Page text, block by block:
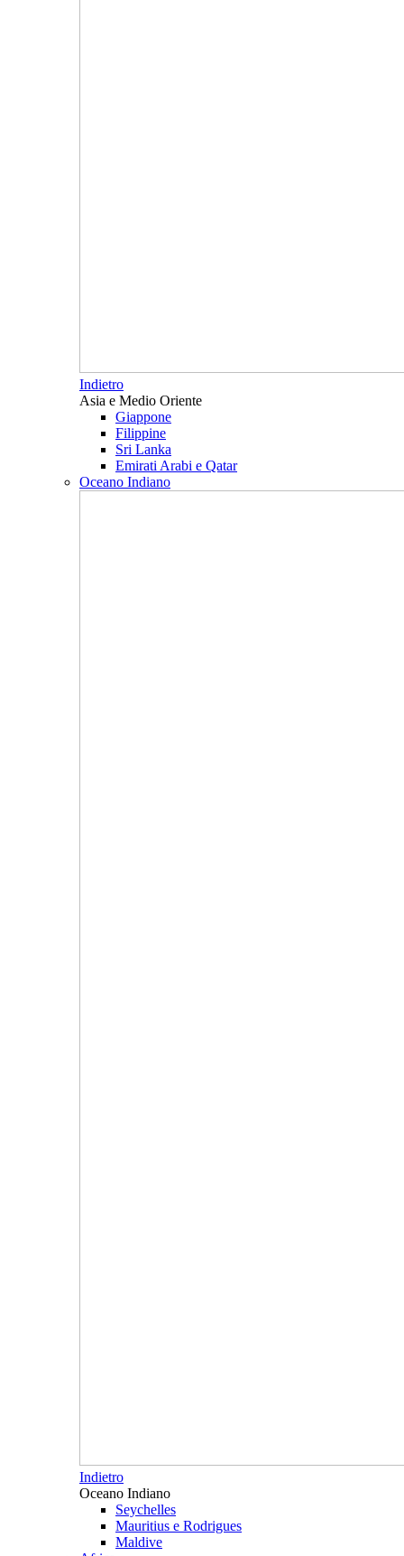
Indietro
Asia e Medio Oriente
Giappone
Filippine
Sri Lanka
Emirati Arabi e Qatar
Oceano Indiano
Indietro
Oceano Indiano
Seychelles
Mauritius e Rodrigues
Maldive